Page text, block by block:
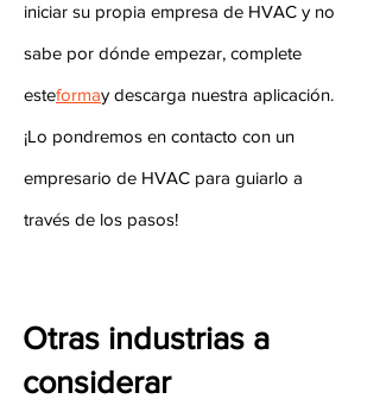
iniciar su propia empresa de HVAC y no
sabe por dónde empezar, complete
esteformay descarga nuestra aplicación.
¡Lo pondremos en contacto con un
empresario de HVAC para guiarlo a
través de los pasos!
Otras industrias a
considerar